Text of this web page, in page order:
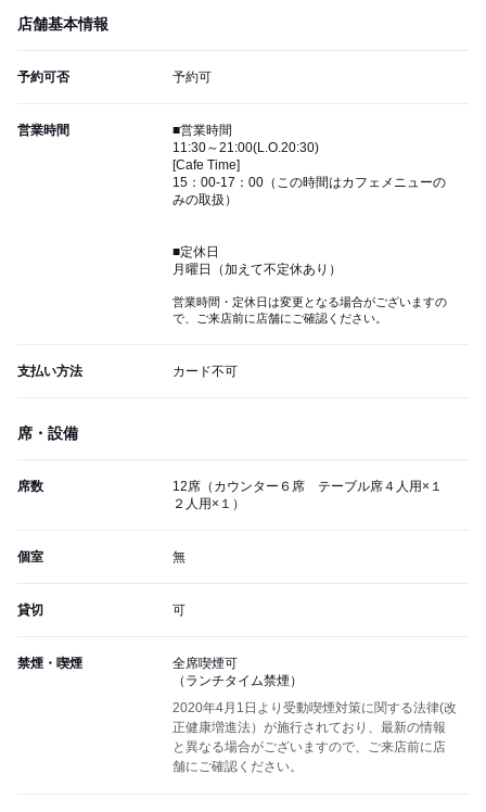
店舗基本情報
予約可否 予約可
営業時間
■営業時間
11:30～21:00(L.O.20:30)
[Cafe Time]
15：00-17：00（この時間はカフェメニューの
みの取扱）
■定休日
月曜日（加えて不定休あり）
営業時間・定休日は変更となる場合がございますの
で、ご来店前に店舗にご確認ください。
支払い方法 カード不可
席・設備
席数
12席（カウンター６席 テーブル席４人用×１
２人用×１）
個室 無
貸切 可
禁煙・喫煙
全席喫煙可
（ランチタイム禁煙）
2020年4月1日より受動喫煙対策に関する法律(改
正健康増進法）が施行されており、最新の情報
と異なる場合がございますので、ご来店前に店
舗にご確認ください。